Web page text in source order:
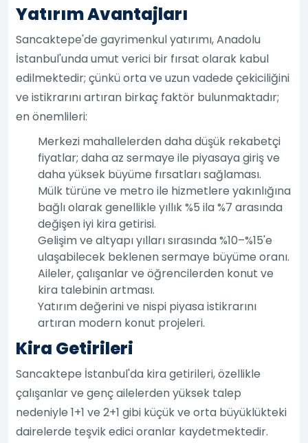
Yatırım Avantajları
Sancaktepe'de gayrimenkul yatırımı, Anadolu
İstanbul'unda umut verici bir fırsat olarak kabul
edilmektedir; çünkü orta ve uzun vadede çekiciliğini
ve istikrarını artıran birkaç faktör bulunmaktadır;
en önemlileri:
Merkezi mahallelerden daha düşük rekabetçi
fiyatlar; daha az sermaye ile piyasaya giriş ve
daha yüksek büyüme fırsatları sağlaması.
Mülk türüne ve metro ile hizmetlere yakınlığına
bağlı olarak genellikle yıllık %5 ila %7 arasında
değişen iyi kira getirisi.
Gelişim ve altyapı yılları sırasında %10–%15'e
ulaşabilecek beklenen sermaye büyüme oranı.
Aileler, çalışanlar ve öğrencilerden konut ve
kira talebinin artması.
Yatırım değerini ve nispi piyasa istikrarını
artıran modern konut projeleri.
Kira Getirileri
Sancaktepe İstanbul'da kira getirileri, özellikle
çalışanlar ve genç ailelerden yüksek talep
nedeniyle 1+1 ve 2+1 gibi küçük ve orta büyüklükteki
dairelerde teşvik edici oranlar kaydetmektedir.